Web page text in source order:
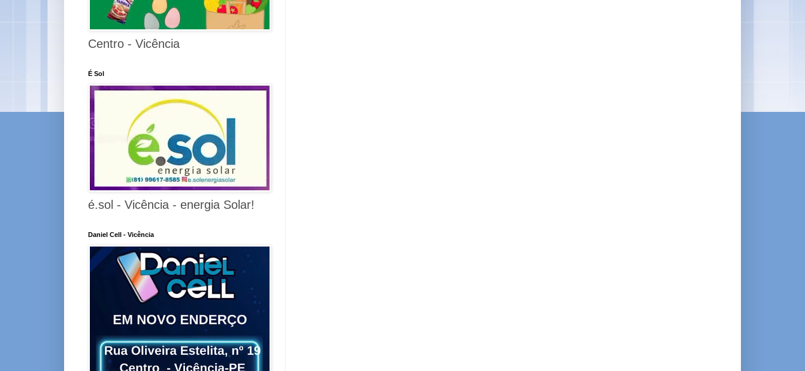
Centro - Vicência
É Sol
é.sol - Vicência - energia Solar!
Daniel Cell - Vicência